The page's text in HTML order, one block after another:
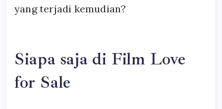
yang terjadi kemudian?
Siapa saja di Film Love
for Sale